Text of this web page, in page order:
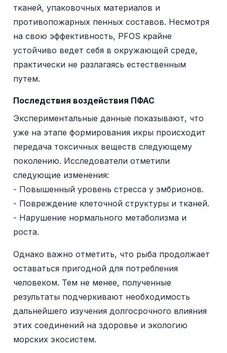
тканей, упаковочных материалов и
противопожарных пенных составов. Несмотря
на свою эффективность, PFOS крайне
устойчиво ведет себя в окружающей среде,
практически не разлагаясь естественным
путем.
Последствия воздействия ПФАС
Экспериментальные данные показывают, что
уже на этапе формирования икры происходит
передача токсичных веществ следующему
поколению. Исследователи отметили
следующие изменения:
- Повышенный уровень стресса у эмбрионов.
- Повреждение клеточной структуры и тканей.
- Нарушение нормального метаболизма и
роста.
Однако важно отметить, что рыба продолжает
оставаться пригодной для потребления
человеком. Тем не менее, полученные
результаты подчеркивают необходимость
дальнейшего изучения долгосрочного влияния
этих соединений на здоровье и экологию
морских экосистем.